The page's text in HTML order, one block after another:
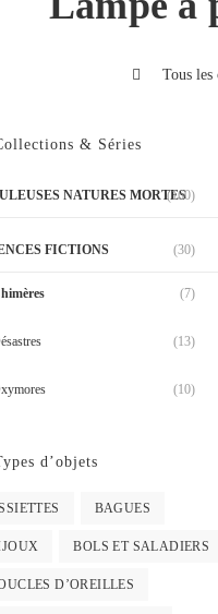
Tous les
& Séries
NATURES MORTES
(160)
FICTIONS (30)
(7)
(13)
(10)
d’objets
BAGUES
BOLS ET SALADIERS
D’OREILLES